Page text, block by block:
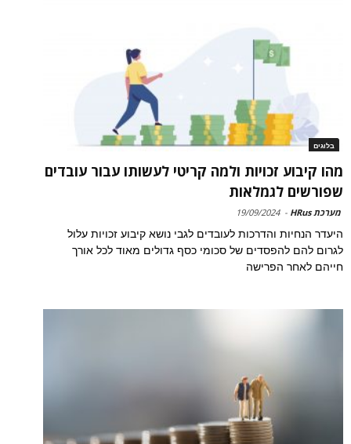
בלוגים
מהו קיבוע זכויות ולמה קריטי לעשותו עבור עובדים
שפורשים לגמלאות
מערכת HRus -
19/09/2024
היעדר הנחיות והדרכות לעובדים לגבי נושא קיבוע זכויות עלול
לגרום להם להפסדים של סכומי כסף גדולים מאוד לכל אורך
חייהם לאחר הפרישה